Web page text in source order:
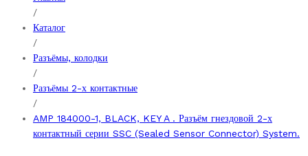
/
Каталог
/
Разъёмы, колодки
/
Разъёмы 2-х контактные
/
AMP 184000-1, BLACK, KEY A . Разъём гнездовой 2-х
контактный серии SSC (Sealed Sensor Connector) System.